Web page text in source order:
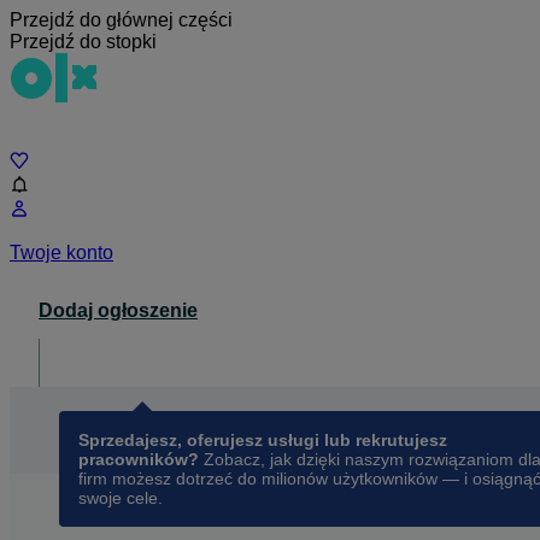
Przejdź do głównej części
Przejdź do stopki
Twoje konto
Dodaj ogłoszenie
Sprzedajesz, oferujesz usługi lub rekrutujesz
pracowników? Zobacz, jak dzięki naszym rozwiązaniom dla
firm możesz dotrzeć do milionów użytkowników — i osiągnąć
swoje cele.